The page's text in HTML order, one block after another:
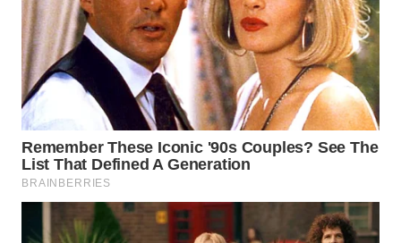
WN
SOLO
WN
BOROBUDUR
WN
MADURA
SURABAYA